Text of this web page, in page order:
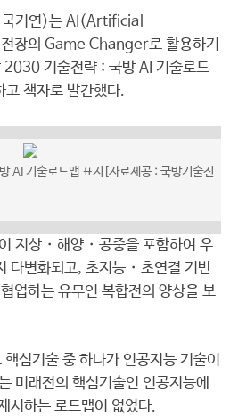
국기연)는 AI(Artificial
장의 Game Changer로 활용하기
2030 기술전략 : 국방 AI 기술로드
고 책자로 발간했다.
AI 기술로드맵 표지[자료제공 : 국방기술진
지상・해양・공중을 포함하여 우
다변화되고, 초지능・초연결 기반
업하는 유무인 복합전의 양상을 보
심기술 중 하나가 인공지능 기술이
미래전의 핵심기술인 인공지능에
시하는 로드맵이 없었다.